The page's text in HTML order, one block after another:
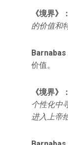
《境界》：
的价值和
Barnabas
价值。
《境界》：
个性化中
进入上帝